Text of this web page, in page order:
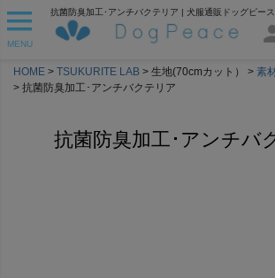
MENU
抗菌防臭加工･アンチバクテリア | 犬服通販ドッグピース
HOME TSUKURITE LAB 生地(70cmカット）
素
抗菌防臭加工･アンチバクテリア
抗菌防臭加工･アンチバ